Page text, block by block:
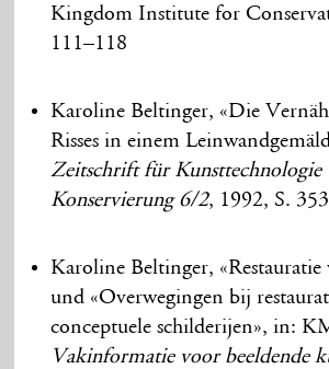
Kingdom Institute for
111–118
Karoline Beltinger, «Die
Risses in einem
Zeitschrift für Kunsttechnologie
Konservierung 6/2, 1992, S.
Karoline Beltinger, «Restauratie
und «Overwegingen bij
conceptuele schilderijen», in:
Vakinformatie voor beeldende